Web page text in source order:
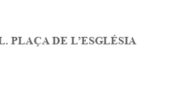
PLAÇA DE L’ESGLÉSIA